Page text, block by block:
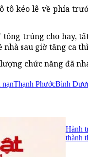
kéo lê về phía
trúng cho hay,
sau giờ tăng ca
chức năng đã
nạnThạnh PhướcBình
Hành
thành